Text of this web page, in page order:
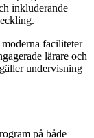
inkluderande
faciliteter
lärare och
undervisning
på både